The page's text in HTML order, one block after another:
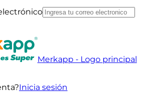
Merkapp - Logo principal
Inicia sesión